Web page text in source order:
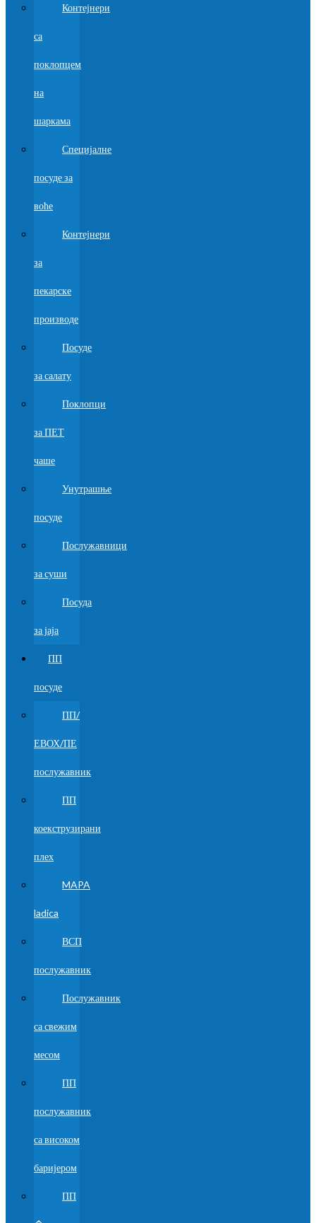
Контејнери
са
поклопцем
на
шаркама
Специјалне
посуде за
воће
Контејнери
за
пекарске
производе
Посуде
за салату
Поклопци
за ПЕТ
чаше
Унутрашње
посуде
Послужавници
за суши
Посуда
за јаја
ПП
посуде
ПП/
ЕВОХ/ПЕ
послужавник
ПП
коекструзирани
плех
MAPA
ladica
ВСП
послужавник
Послужавник
са свежим
месом
ПП
послужавник
са високом
баријером
ПП